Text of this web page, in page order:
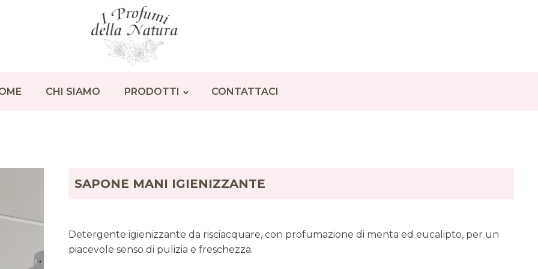
CHI SIAMO PRODOTTI CONTATTACI
SAPONE MANI IGIENIZZANTE
Detergente igienizzante da risciacquare, con profumazione di menta ed eucalipto, per un
piacevole senso di pulizia e freschezza.